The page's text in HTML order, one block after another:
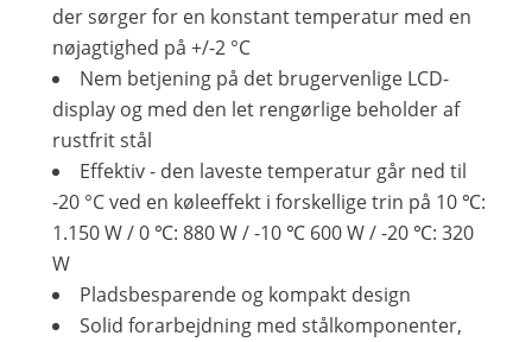
der sørger for en konstant temperatur med en
nøjagtighed på +/-2 °C
Nem betjening på det brugervenlige LCD-
display og med den let rengørlige beholder af
rustfrit stål
Effektiv - den laveste temperatur går ned til
-20 °C ved en køleeffekt i forskellige trin på 10 ℃:
1.150 W / 0 ℃: 880 W / -10 ℃ 600 W / -20 ℃: 320
W
Pladsbesparende og kompakt design
Solid forarbejdning med stålkomponenter,